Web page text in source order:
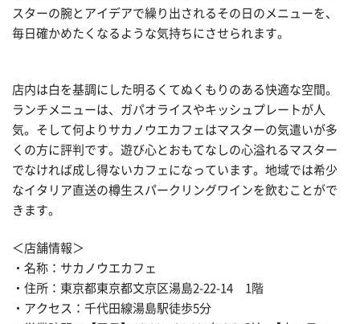
スターの腕とアイデアで繰り出されるその日のメニューを、
毎日確かめたくなるような気持ちにさせられます。
店内は白を基調にした明るくてぬくもりのある快適な空間。
ランチメニューは、ガパオライスやキッシュプレートが人
気。そして何よりサカノウエカフェはマスターの気遣いが多
くの方に評判です。遊び心とおもてなしの心溢れるマスター
でなければ成し得ないカフェになっています。地域では希少
なイタリア直送の樽生スパークリングワインを飲むことがで
きます。
＜店舗情報＞
・名称：サカノウエカフェ
・住所：東京都東京都文京区湯島2-22-14 1階
・アクセス：千代田線湯島駅徒歩5分